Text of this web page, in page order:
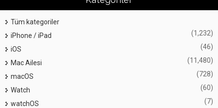
Tüm kategoriler
iPhone / iPad
(1,232)
iOS (46)
Mac Ailesi (11,480)
macOS (728)
Watch (60)
watchOS (7)